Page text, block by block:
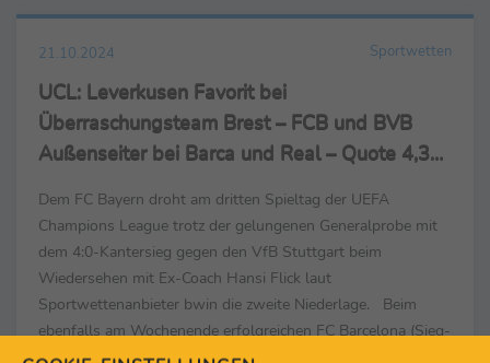
21.10.2024 Sportwetten
UCL: Leverkusen Favorit bei
Überraschungsteam Brest – FCB und BVB
Außenseiter bei Barca und Real – Quote 4,33
Dem FC Bayern droht am dritten Spieltag der UEFA
Champions League trotz der gelungenen Generalprobe mit
dem 4:0-Kantersieg gegen den VfB Stuttgart beim
Wiedersehen mit Ex-Coach Hansi Flick laut
Sportwettenanbieter bwin die zweite Niederlage. Beim
ebenfalls am Wochenende erfolgreichen FC Barcelona (Sieg-
Quote 2,30) sind die Münchner gegen ihren Ex-Torjäger